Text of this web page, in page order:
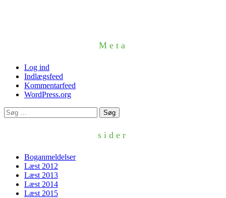
Meta
Log ind
Indlægsfeed
Kommentarfeed
WordPress.org
Søg
efter:
sider
Boganmeldelser
Læst 2012
Læst 2013
Læst 2014
Læst 2015